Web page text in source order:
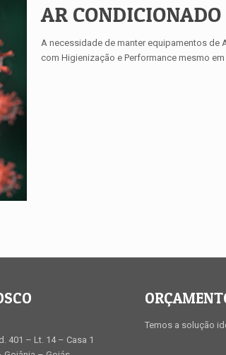
AR
A necessidade de manter equipamentos de
com Higienização e Performance mesmo em
401 – Lt. 14 – Casa 1
Temos a solução